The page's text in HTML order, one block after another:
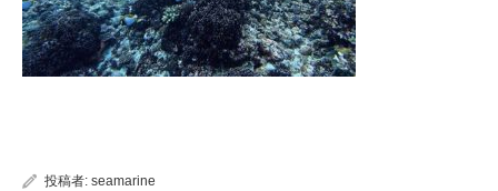
投稿者: seamarine